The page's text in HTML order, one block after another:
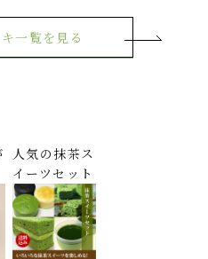
一覧を見る
人気の抹茶ス
イーツセット